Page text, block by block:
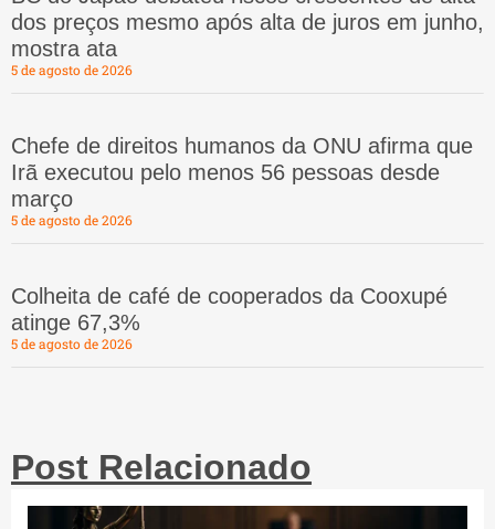
dos preços mesmo após alta de juros em junho,
mostra ata
5 de agosto de 2026
Chefe de direitos humanos da ONU afirma que
Irã executou pelo menos 56 pessoas desde
março
5 de agosto de 2026
Colheita de café de cooperados da Cooxupé
atinge 67,3%
5 de agosto de 2026
Post Relacionado